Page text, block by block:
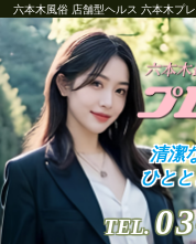
六本木風俗 店舗型ヘルス 六本木プ
清潔
ひと
TEL.